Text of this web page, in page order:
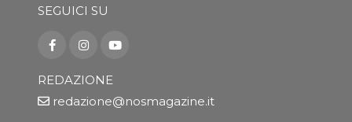
SEGUICI SU
REDAZIONE
redazione@nosmagazine.it